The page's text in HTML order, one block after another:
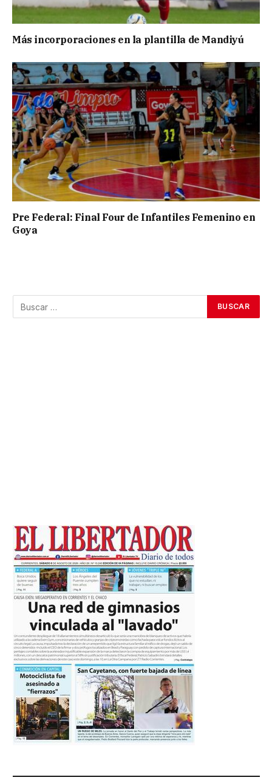
Más incorporaciones en la plantilla de Mandiyú
Pre Federal: Final Four de Infantiles Femenino en
Goya